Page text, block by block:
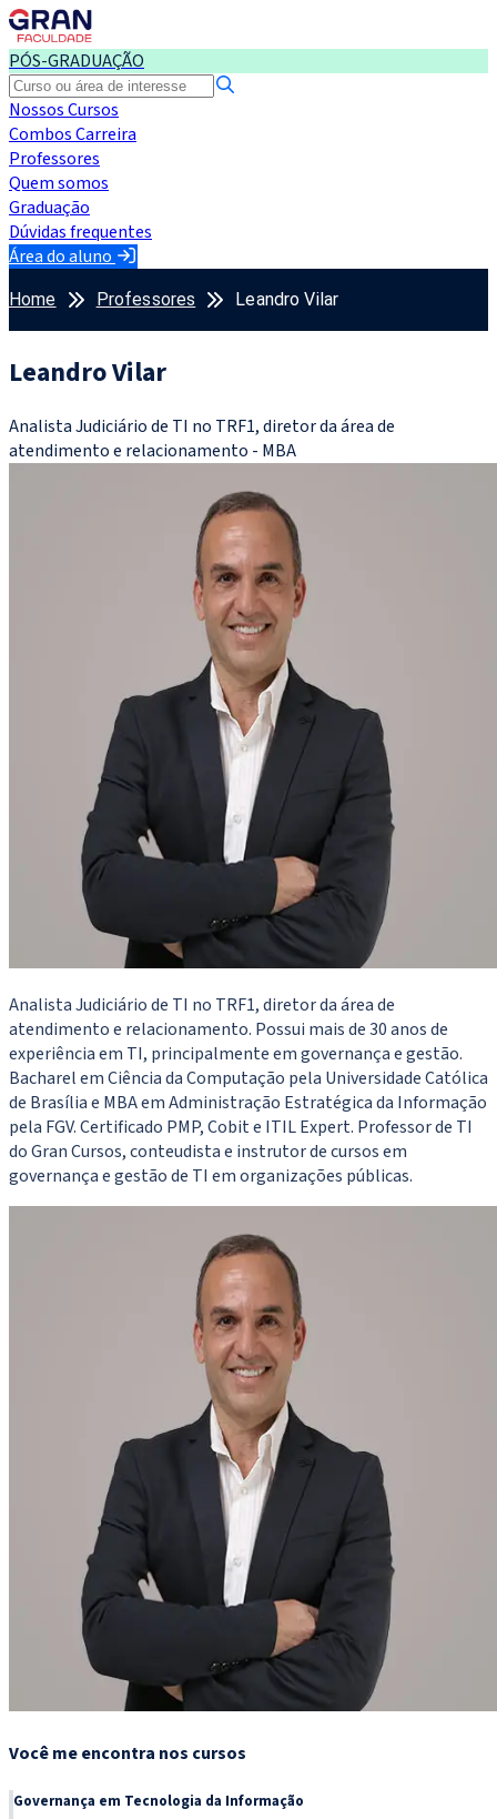
PÓS-GRADUAÇÃO
Nossos Cursos
Combos Carreira
Professores
Quem somos
Graduação
Dúvidas frequentes
Área do aluno
Home Professores Leandro Vilar
Leandro Vilar
Analista Judiciário de TI no TRF1, diretor da área de
atendimento e relacionamento - MBA
Analista Judiciário de TI no TRF1, diretor da área de
atendimento e relacionamento. Possui mais de 30 anos de
experiência em TI, principalmente em governança e gestão.
Bacharel em Ciência da Computação pela Universidade Católica
de Brasília e MBA em Administração Estratégica da Informação
pela FGV. Certificado PMP, Cobit e ITIL Expert. Professor de TI
do Gran Cursos, conteudista e instrutor de cursos em
governança e gestão de TI em organizações públicas.
Você me encontra nos cursos
Governança em Tecnologia da Informação